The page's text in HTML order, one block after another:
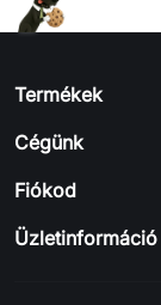
Termékek
Cégünk
Fiókod
Üzletinformáció